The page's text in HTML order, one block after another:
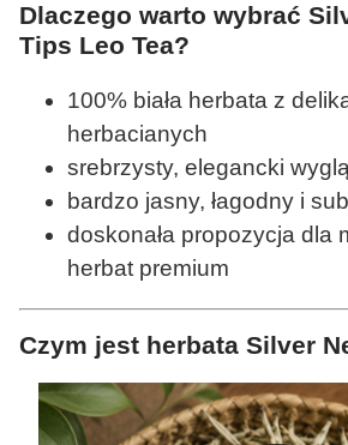
Dlaczego warto wybrać
Tips Leo Tea?
100% biała herbata z
herbacianych
srebrzysty, elegancki
bardzo jasny, łagodny i
doskonała propozycja dla
herbat premium
Czym jest herbata Silver